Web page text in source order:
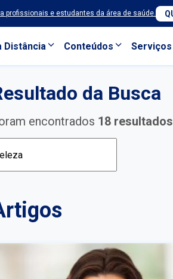
profissionais e estudantes da área de saúde.
Distância Conteúdos Serviços
da Busca
encontrados 18 resultados